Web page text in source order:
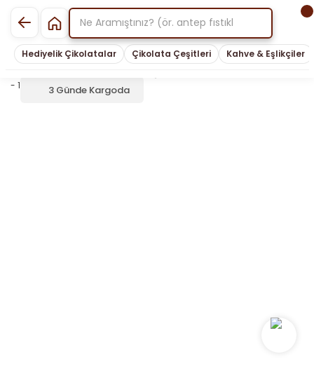
Hediyelik Çikolatalar Çikolata Çeşitleri Kahve & Eşlikçiler
3 Günde Kargoda